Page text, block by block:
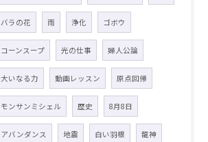
バラの花 雨 浄化 ゴボウ
コーンスープ 光の仕事 婦人公論
大いなる力 動画レッスン 原点回帰
モンサンミシェル 歴史 8月8日
アバンダンス 地震 白い羽根 龍神